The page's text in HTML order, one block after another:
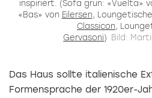
inspiriert. (Sofa grün: «Vuelta»
«Bas» von Eilersen,
Classicon,
Gervasoni) Bild:
Das Haus sollte italienische
Formensprache der 1920er-